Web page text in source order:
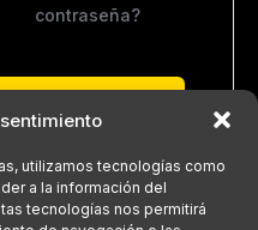
utilizamos tecnologías como
a la información del
tecnologías nos permitirá
contraseña?
Regístrate ahora